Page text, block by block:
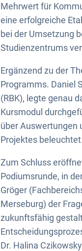
Mehrwert für
eine erfolgreiche
bei der Umsetzung
Studienzentrums
Ergänzend zu der
Programms. Daniel
(RBK), legte genau
Kursmodul
über Auswertungen
Projektes beleuchtet.
Zum Schluss
Podiumsrunde, in
Gröger
Merseburg) der
zukunftsfähig
Dr. Halina